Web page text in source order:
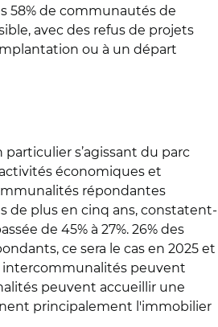
58% de communautés de
avec des refus de projets
ou à un départ
s’agissant du parc
économiques et
répondantes
de plus en cinq ans, constatent-
de 45% à 27%. 26% des
ce sera le cas en 2025 et
intercommunalités peuvent
peuvent accueillir une
principalement l'immobilier